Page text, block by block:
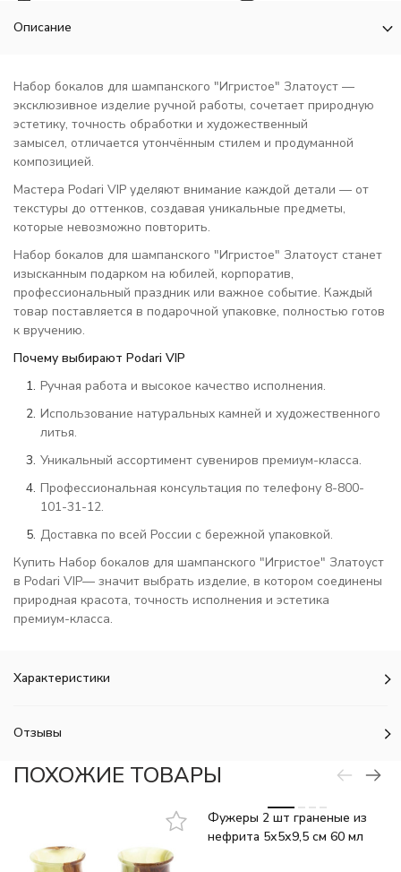
Описание
Набор бокалов для шампанского "Игристое" Златоуст —
эксклюзивное изделие ручной работы, сочетает природную
эстетику, точность обработки и художественный
замысел, отличается утончённым стилем и продуманной
композицией.
Мастера Podari VIP уделяют внимание каждой детали — от
текстуры до оттенков, создавая уникальные предметы,
которые невозможно повторить.
Набор бокалов для шампанского "Игристое" Златоуст станет
изысканным подарком на юбилей, корпоратив,
профессиональный праздник или важное событие. Каждый
товар поставляется в подарочной упаковке, полностью готов
к вручению.
Почему выбирают Podari VIP
Ручная работа и высокое качество исполнения.
Использование натуральных камней и художественного
литья.
Уникальный ассортимент сувениров премиум-класса.
Профессиональная консультация по телефону 8-800-
101-31-12.
Доставка по всей России с бережной упаковкой.
Купить Набор бокалов для шампанского "Игристое" Златоуст
в Podari VIP— значит выбрать изделие, в котором соединены
природная красота, точность исполнения и эстетика
премиум-класса.
Характеристики
Отзывы
ПОХОЖИЕ ТОВАРЫ
Фужеры 2 шт граненые из
нефрита 5х5х9,5 см 60 мл